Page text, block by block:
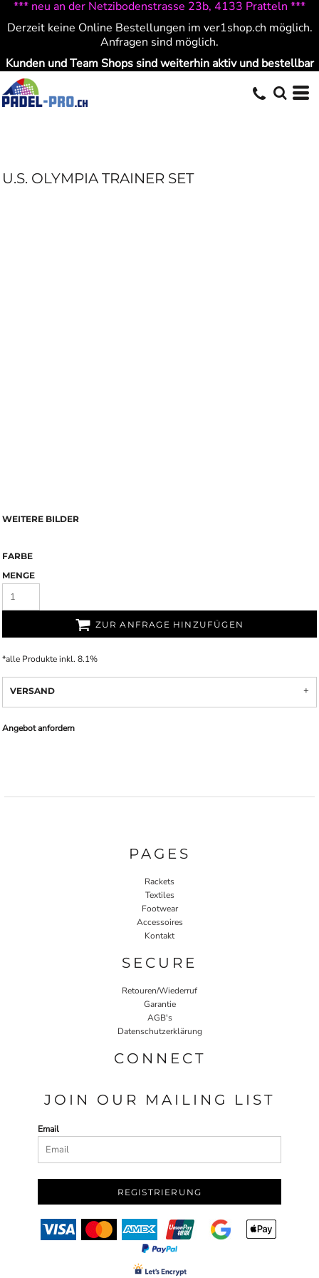
*** neu an der Netzibodenstrasse 23b, 4133 Pratteln ***
Derzeit keine Online Bestellungen im ver1shop.ch möglich.
Anfragen sind möglich.
Kunden und Team Shops sind weiterhin aktiv und bestellbar
U.S. OLYMPIA TRAINER SET
WEITERE BILDER
FARBE
MENGE
ZUR ANFRAGE HINZUFÜGEN
*alle Produkte inkl. 8.1%
VERSAND
Angebot anfordern
PAGES
Rackets
Textiles
Footwear
Accessoires
Kontakt
SECURE
Retouren/Wiederruf
Garantie
AGB's
Datenschutzerklärung
CONNECT
JOIN OUR MAILING LIST
Email
REGISTRIERUNG